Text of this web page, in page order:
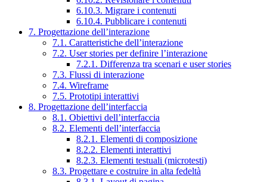
6.10.3. Migrare i contenuti
6.10.4. Pubblicare i contenuti
7. Progettazione dell’interazione
7.1. Caratteristiche dell’interazione
7.2. User stories per definire l’interazione
7.2.1. Differenza tra scenari e user stories
7.3. Flussi di interazione
7.4. Wireframe
7.5. Prototipi interattivi
8. Progettazione dell’interfaccia
8.1. Obiettivi dell’interfaccia
8.2. Elementi dell’interfaccia
8.2.1. Elementi di composizione
8.2.2. Elementi interattivi
8.2.3. Elementi testuali (microtesti)
8.3. Progettare e costruire in alta fedeltà